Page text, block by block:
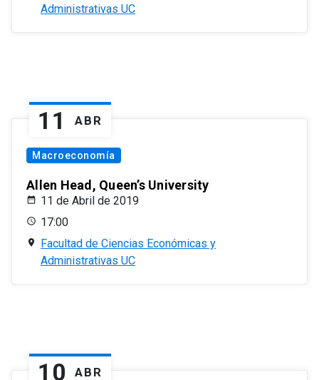
Administrativas UC
11 ABR
Macroeconomía
Allen Head, Queen’s University
11 de Abril de 2019
17:00
Facultad de Ciencias Económicas y
Administrativas UC
10 ABR